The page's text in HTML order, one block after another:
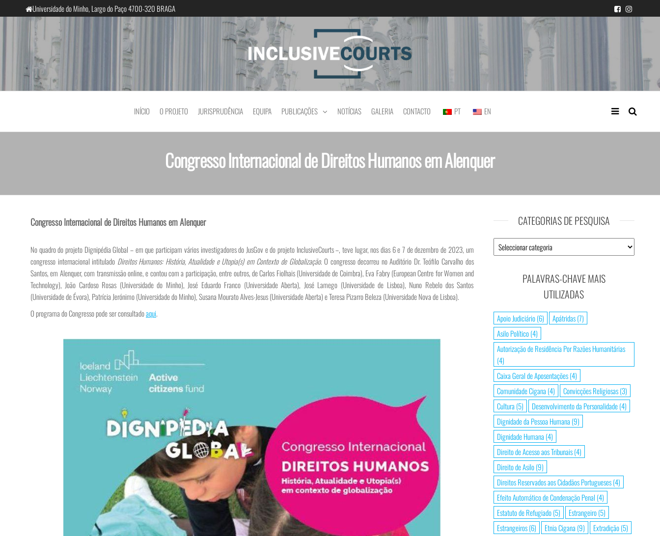
Universidade do Minho, Largo do Paço 4700-320 BRAGA
InclusiveCourts Igualdade e diferença cultural na prática judicial portuguesa
INÍCIO O PROJETO JURISPRUDÊNCIA EQUIPA PUBLICAÇÕES NOTÍCIAS GALERIA CONTACTO PT EN
Congresso Internacional de Direitos Humanos em Alenquer
Congresso Internacional de Direitos Humanos em Alenquer
No quadro do projeto Dignipédia Global – em que participam vários investigadores do JusGov e do projeto InclusiveCourts –, teve lugar, nos dias 6 e 7 de dezembro de 2023, um
congresso internacional intitulado Direitos Humanos: História, Atualidade e Utopia(s) em Contexto de Globalização. O congresso decorreu no Auditório Dr. Teófilo Carvalho dos
Santos, em Alenquer, com transmissão online, e contou com a participação, entre outros, de Carlos Fiolhais (Universidade de Coimbra), Eva Fabry (European Centre for Women and
Technology), João Cardoso Rosas (Universidade do Minho), José Eduardo Franco (Universidade Aberta), José Lamego (Universidade de Lisboa), Nuno Rebelo dos Santos
(Universidade de Évora), Patrícia Jerónimo (Universidade do Minho), Susana Mourato Alves-Jesus (Universidade Aberta) e Teresa Pizarro Beleza (Universidade Nova de Lisboa).
O programa do Congresso pode ser consultadoaqui.
CATEGORIAS DE PESQUISA
PALAVRAS-CHAVE MAIS
UTILIZADAS
Apoio Judiciário(6) Apátridas(7)
Asilo Político(4)
Autorização de Residência Por Razões Humanitárias
(4)
Caixa Geral de Aposentações(4)
Comunidade Cigana (4) Convicções Religiosas(3)
Cultura (5) Desenvolvimento da Personalidade(4)
Dignidade da Pessoa Humana (9)
Dignidade Humana (4)
Direito de Acesso aos Tribunais(4)
Direito de Asilo(9)
Direitos Reservados aos Cidadãos Portugueses(4)
Efeito Automático de Condenação Penal (4)
Estatuto de Refugiado(5) Estrangeiro(5)
Estrangeiros(6) Etnia Cigana (9) Extradição(5)